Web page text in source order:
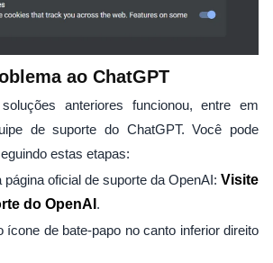
ao ChatGPT
anteriores funcionou, entre em
de suporte do ChatGPT. Você pode
estas etapas:
página oficial de suporte da OpenAI: Visite
do OpenAI .
ícone de bate-papo no canto inferior direito